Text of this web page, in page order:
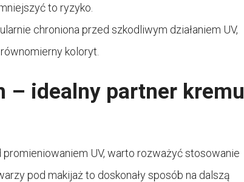
to ryzyko.
chroniona przed szkodliwym działaniem UV,
koloryt.
– idealny partner kremu
UV, warto rozważyć stosowanie
pod makijaż to doskonały sposób na dalszą